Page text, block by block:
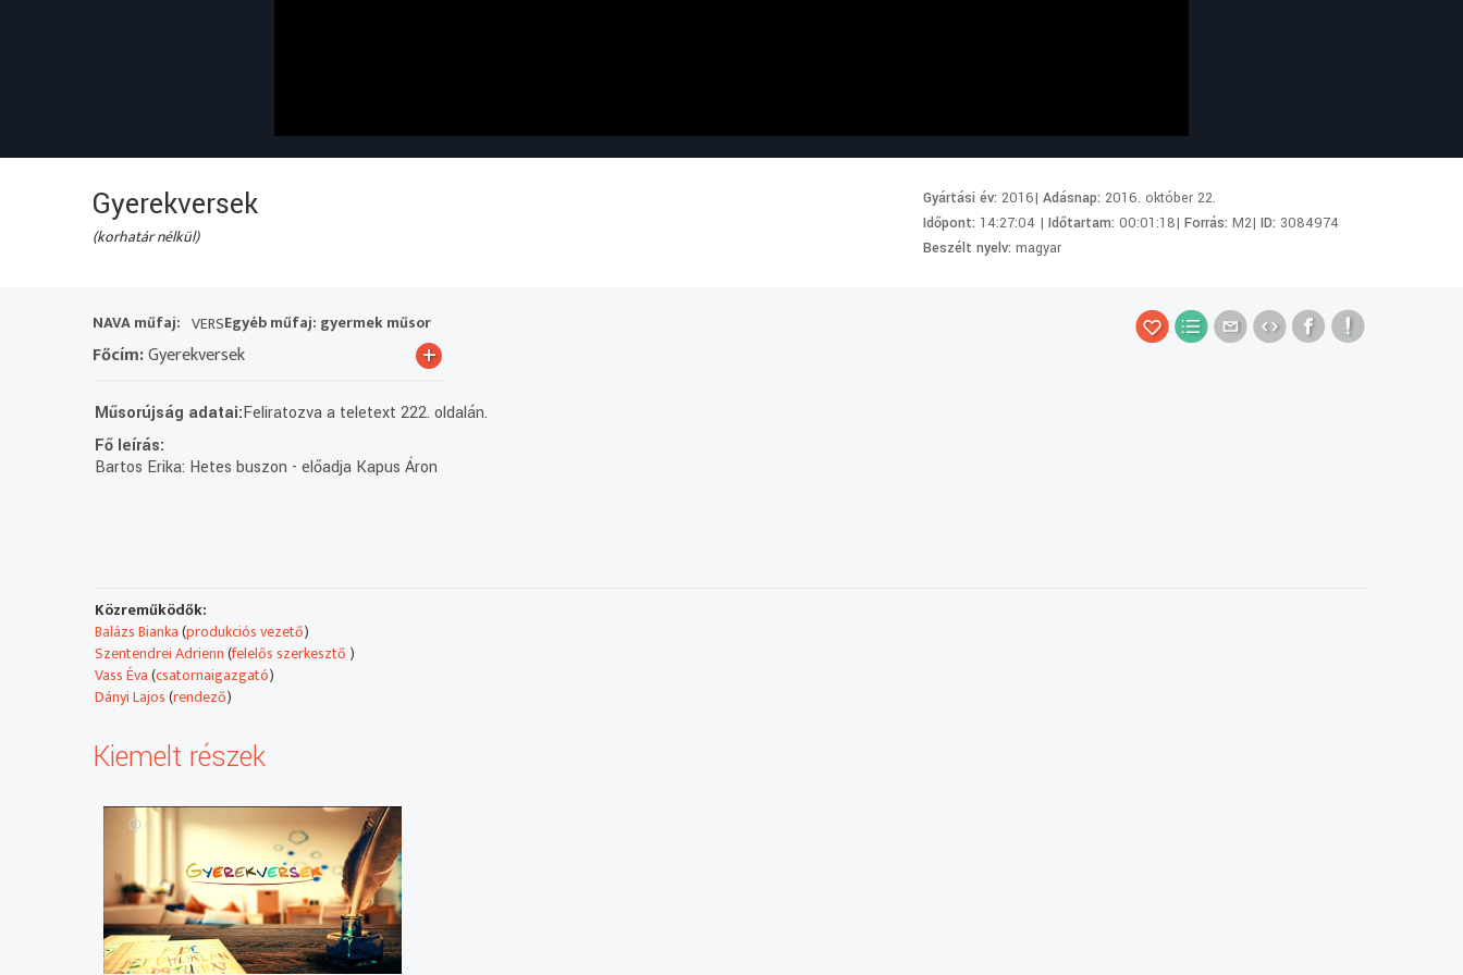
Gyerekversek
(korhatár nélkül)
Gyártási év:2016|Adásnap:2016. október 22.
Időpont: 14:27:04 |Időtartam:00:01:18|Forrás:M2|ID: 3084974
Beszélt nyelv:magyar
NAVA műfaj: VERSEgyéb műfaj: gyermek műsor
Főcím:Gyerekversek +
Műsorújság adatai:Feliratozva a teletext 222. oldalán.
Fő leírás:
Bartos Erika: Hetes buszon - előadja Kapus Áron
Közreműködők:
Balázs Bianka(produkciós vezető)
Szentendrei Adrienn(felelős szerkesztő )
Vass Éva(csatornaigazgató)
Dányi Lajos(rendező)
Kiemelt részek